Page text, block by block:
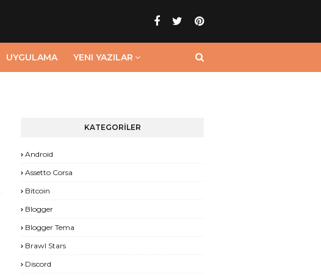
UYGULAMA YENI YAZILAR
KATEGORİLER
Android
Assetto Corsa
Bitcoin
Blogger
Blogger Tema
Brawl Stars
Discord